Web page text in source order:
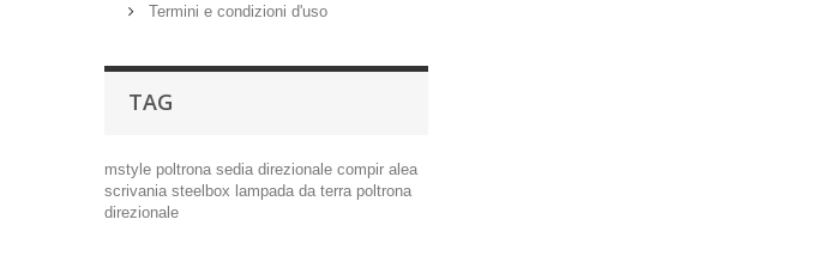
Termini e condizioni d'uso
TAG
mstyle poltrona sedia direzionale compir alea
scrivania steelbox lampada da terra poltrona
direzionale